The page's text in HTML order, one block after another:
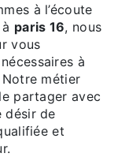
à l’écoute
paris 16, nous
vous
à
métier
partager avec
désir de
et